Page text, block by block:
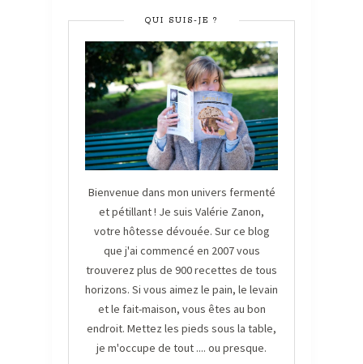
QUI SUIS-JE ?
Bienvenue dans mon univers fermenté
et pétillant ! Je suis Valérie Zanon,
votre hôtesse dévouée. Sur ce blog
que j'ai commencé en 2007 vous
trouverez plus de 900 recettes de tous
horizons. Si vous aimez le pain, le levain
et le fait-maison, vous êtes au bon
endroit. Mettez les pieds sous la table,
je m'occupe de tout .... ou presque.